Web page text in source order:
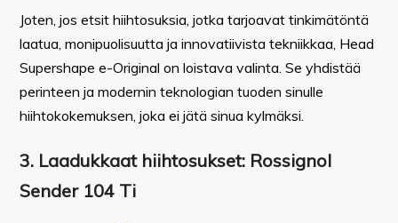
Joten, jos etsit hiihtosuksia, jotka tarjoavat tinkimätöntä
laatua, monipuolisuutta ja innovatiivista tekniikkaa, Head
Supershape e-Original on loistava valinta. Se yhdistää
perinteen ja modernin teknologian tuoden sinulle
hiihtokokemuksen, joka ei jätä sinua kylmäksi.
3. Laadukkaat hiihtosukset: Rossignol
Sender 104 Ti